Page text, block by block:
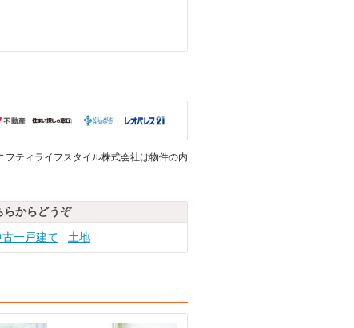
ティライフスタイル株式会社は物件の内
らからどうぞ
古一戸建て 土地